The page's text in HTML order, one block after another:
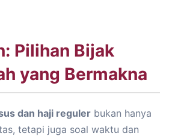
Pilihan Bijak
yang Bermakna
dan haji reguler bukan hanya
tetapi juga soal waktu dan